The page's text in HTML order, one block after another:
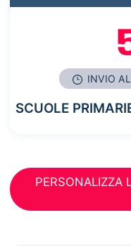
INVIO
SCUOLE
PERSONALIZZA